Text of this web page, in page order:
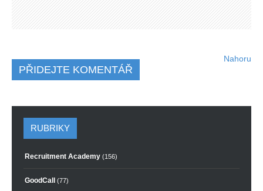
PŘIDEJTE KOMENTÁŘ
Nahoru
RUBRIKY
Recruitment Academy (156)
GoodCall (77)